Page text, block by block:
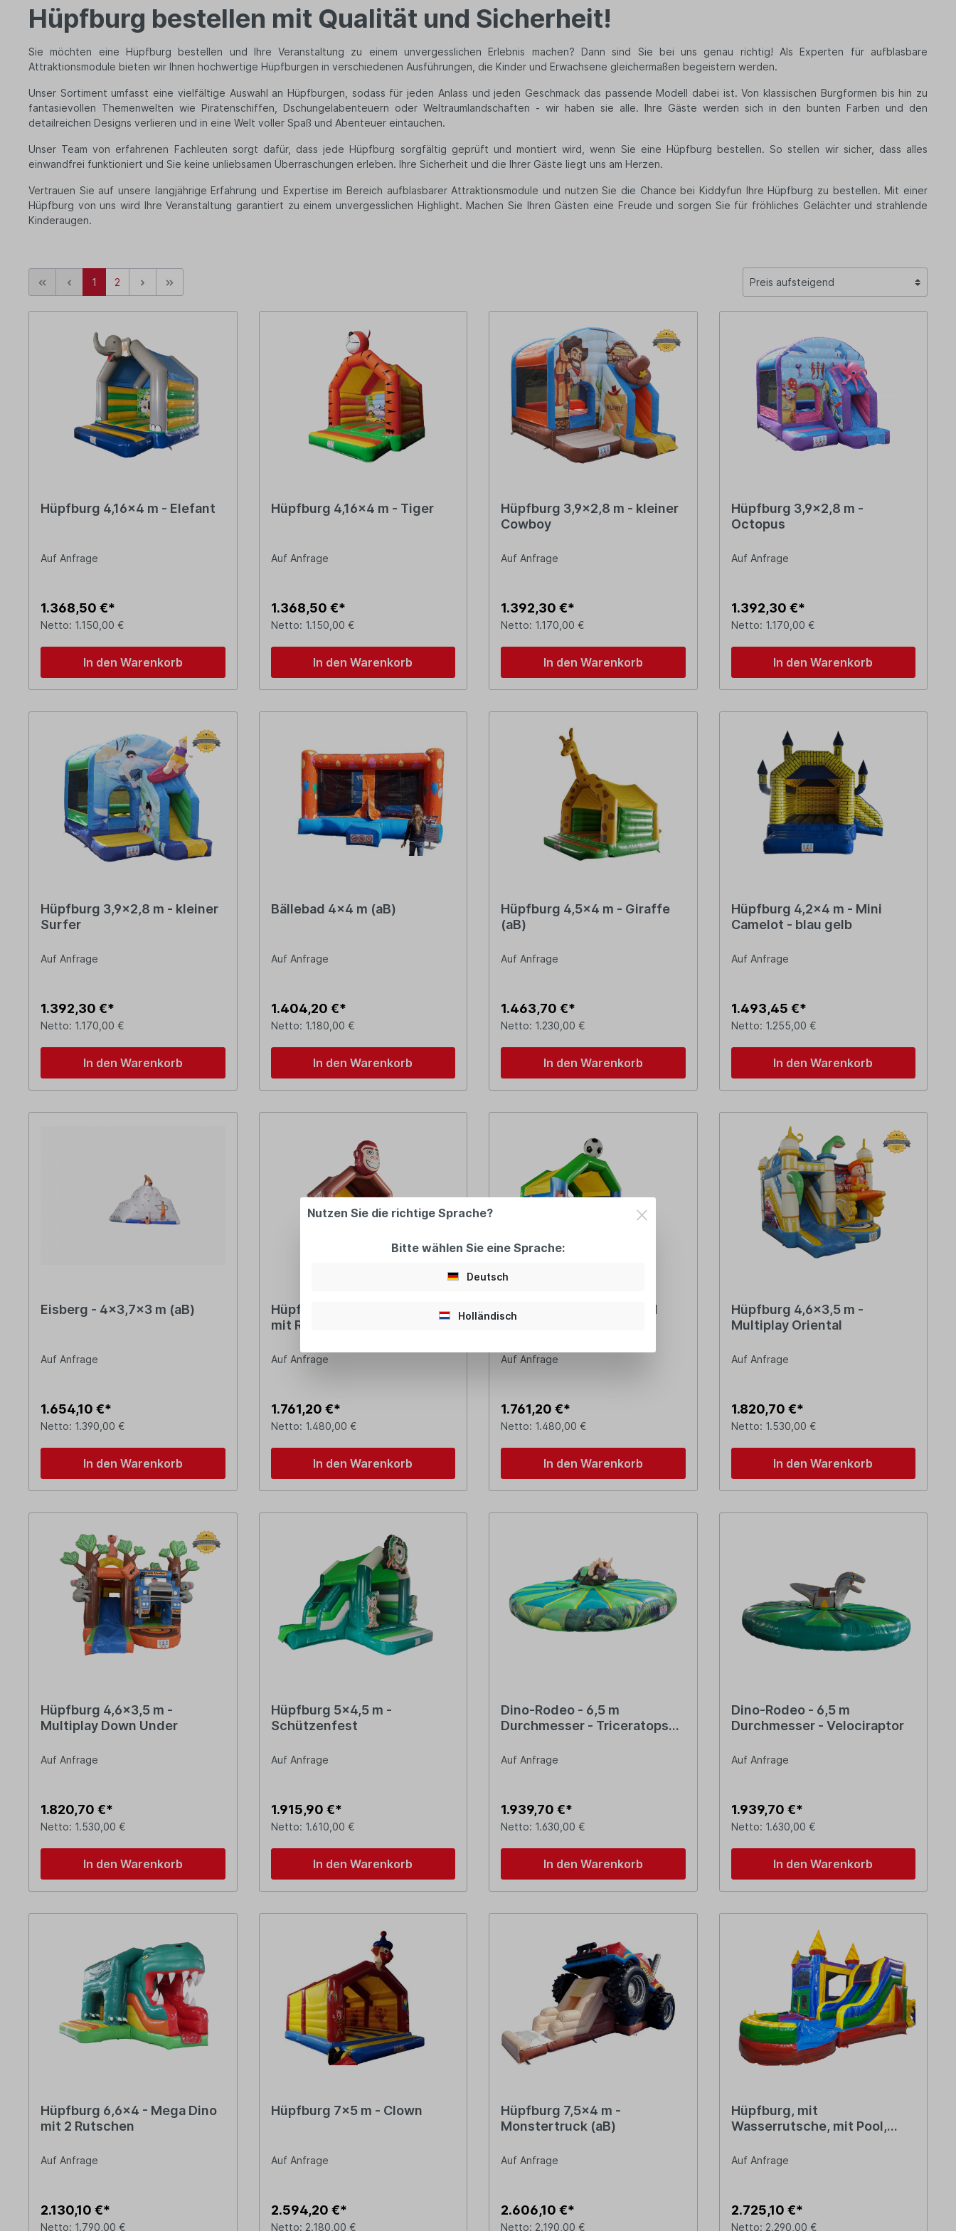
Hüpfburg bestellen mit Qualität und Sicherheit!
Sie möchten eine Hüpfburg bestellen und Ihre Veranstaltung zu einem unvergesslichen Erlebnis machen? Dann sind Sie bei uns genau richtig! Als Experten für aufblasbare
Attraktionsmodule bieten wir Ihnen hochwertige Hüpfburgen in verschiedenen Ausführungen, die Kinder und Erwachsene gleichermaßen begeistern werden.
Unser Sortiment umfasst eine vielfältige Auswahl an Hüpfburgen, sodass für jeden Anlass und jeden Geschmack das passende Modell dabei ist. Von klassischen Burgformen bis hin zu
fantasievollen Themenwelten wie Piratenschiffen, Dschungelabenteuern oder Weltraumlandschaften - wir haben sie alle. Ihre Gäste werden sich in den bunten Farben und den
detailreichen Designs verlieren und in eine Welt voller Spaß und Abenteuer eintauchen.
Unser Team von erfahrenen Fachleuten sorgt dafür, dass jede Hüpfburg sorgfältig geprüft und montiert wird, wenn Sie eine Hüpfburg bestellen. So stellen wir sicher, dass alles
einwandfrei funktioniert und Sie keine unliebsamen Überraschungen erleben. Ihre Sicherheit und die Ihrer Gäste liegt uns am Herzen.
Vertrauen Sie auf unsere langjährige Erfahrung und Expertise im Bereich aufblasbarer Attraktionsmodule und nutzen Sie die Chance bei Kiddyfun Ihre Hüpfburg zu bestellen. Mit einer
Hüpfburg von uns wird Ihre Veranstaltung garantiert zu einem unvergesslichen Highlight. Machen Sie Ihren Gästen eine Freude und sorgen Sie für fröhliches Gelächter und strahlende
Kinderaugen.
1 2
Hüpfburg 4,16x4 m - Elefant
Auf Anfrage
1.368,50 €*
Netto: 1.150,00 €
In den Warenkorb
Hüpfburg 4,16x4 m - Tiger
Auf Anfrage
1.368,50 €*
Netto: 1.150,00 €
In den Warenkorb
Hüpfburg 3,9x2,8 m - kleiner
Cowboy
Auf Anfrage
1.392,30 €*
Netto: 1.170,00 €
In den Warenkorb
Hüpfburg 3,9x2,8 m -
Octopus
Auf Anfrage
1.392,30 €*
Netto: 1.170,00 €
In den Warenkorb
Hüpfburg 3,9x2,8 m - kleiner
Surfer
Auf Anfrage
1.392,30 €*
Netto: 1.170,00 €
In den Warenkorb
Bällebad 4x4 m (aB)
Auf Anfrage
1.404,20 €*
Netto: 1.180,00 €
In den Warenkorb
Hüpfburg 4,5x4 m - Giraffe
(aB)
Auf Anfrage
1.463,70 €*
Netto: 1.230,00 €
In den Warenkorb
Hüpfburg 4,2x4 m - Mini
Camelot - blau gelb
Auf Anfrage
1.493,45 €*
Netto: 1.255,00 €
In den Warenkorb
Eisberg - 4x3,7x3 m (aB)
Auf Anfrage
1.654,10 €*
Netto: 1.390,00 €
In den Warenkorb
Hüpfburg 4,5x4 m - Gorilla
mit Rutsche innen
Auf Anfrage
1.761,20 €*
Netto: 1.480,00 €
In den Warenkorb
Hüpfburg 5x4 m - Fußball
Auf Anfrage
1.761,20 €*
Netto: 1.480,00 €
In den Warenkorb
Hüpfburg 4,6x3,5 m -
Multiplay Oriental
Auf Anfrage
1.820,70 €*
Netto: 1.530,00 €
In den Warenkorb
Hüpfburg 4,6x3,5 m -
Multiplay Down Under
Auf Anfrage
1.820,70 €*
Netto: 1.530,00 €
In den Warenkorb
Hüpfburg 5x4,5 m -
Schützenfest
Auf Anfrage
1.915,90 €*
Netto: 1.610,00 €
In den Warenkorb
Dino-Rodeo - 6,5 m
Durchmesser - Triceratops
Auf Anfrage
1.939,70 €*
Netto: 1.630,00 €
In den Warenkorb
Dino-Rodeo - 6,5 m
Durchmesser - Velociraptor
Auf Anfrage
1.939,70 €*
Netto: 1.630,00 €
In den Warenkorb
Hüpfburg 6,6x4 - Mega Dino
mit 2 Rutschen
Auf Anfrage
2.130,10 €*
Netto: 1.790,00 €
Hüpfburg 7x5 m - Clown
Auf Anfrage
2.594,20 €*
Netto: 2.180,00 €
Hüpfburg 7,5x4 m -
Monstertruck (aB)
Auf Anfrage
2.606,10 €*
Netto: 2.190,00 €
Hüpfburg, mit
Wasserrutsche, mit Pool,
Auf Anfrage
2.725,10 €*
Netto: 2.290,00 €
Nutzen Sie die richtige Sprache?
Bitte wählen Sie eine Sprache:
Deutsch
Holländisch